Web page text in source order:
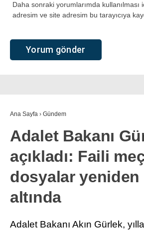
Daha sonraki yorumlarımda kullanılması
adresim ve site adresim bu tarayıcıya
Ana Sayfa › Gündem
Adalet Bakanı
açıkladı: Faili
dosyalar yeniden
altında
Adalet Bakanı Akın Gürlek,